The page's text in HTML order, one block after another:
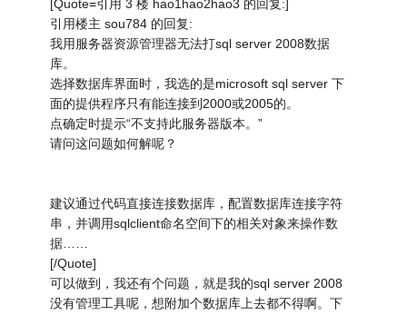
[Quote=引用 3 楼 hao1hao2hao3 的回复:]
引用楼主 sou784 的回复:
我用服务器资源管理器无法打sql server 2008数据
库。
选择数据库界面时，我选的是microsoft sql server 下
面的提供程序只有能连接到2000或2005的。
点确定时提示“不支持此服务器版本。”
请问这问题如何解呢？
建议通过代码直接连接数据库，配置数据库连接字符
串，并调用sqlclient命名空间下的相关对象来操作数
据……
[/Quote]
可以做到，我还有个问题，就是我的sql server 2008
没有管理工具呢，想附加个数据库上去都不得啊。下